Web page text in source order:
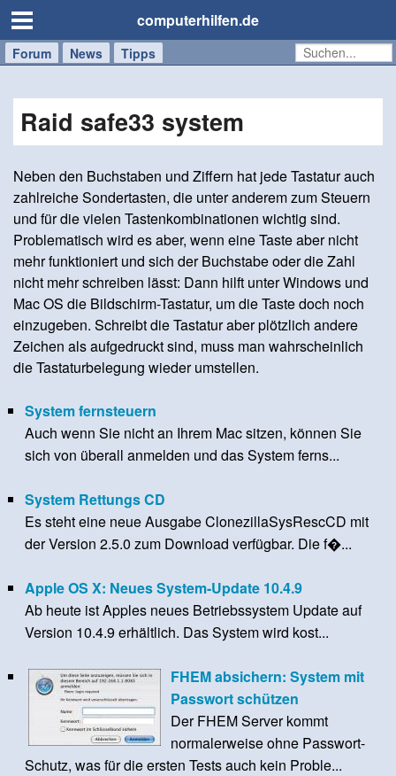
computerhilfen.de
Forum News Tipps
Handy
Windows
Mac
Raid safe33 system
Neben den Buchstaben und Ziffern hat jede Tastatur auch
zahlreiche Sondertasten, die unter anderem zum Steuern
und für die vielen Tastenkombinationen wichtig sind.
Problematisch wird es aber, wenn eine Taste aber nicht
mehr funktioniert und sich der Buchstabe oder die Zahl
nicht mehr schreiben lässt: Dann hilft unter Windows und
Mac OS die Bildschirm-Tastatur, um die Taste doch noch
einzugeben. Schreibt die Tastatur aber plötzlich andere
Zeichen als aufgedruckt sind, muss man wahrscheinlich
die Tastaturbelegung wieder umstellen.
System fernsteuern
Auch wenn Sie nicht an Ihrem Mac sitzen, können Sie
sich von überall anmelden und das System ferns...
System Rettungs CD
Es steht eine neue Ausgabe ClonezillaSysRescCD mit
der Version 2.5.0 zum Download verfügbar. Die f�...
Apple OS X: Neues System-Update 10.4.9
Ab heute ist Apples neues Betriebssystem Update auf
Version 10.4.9 erhältlich. Das System wird kost...
FHEM absichern: System mit
Passwort schützen
Der FHEM Server kommt
normalerweise ohne Passwort-
Schutz, was für die ersten Tests auch kein Proble...